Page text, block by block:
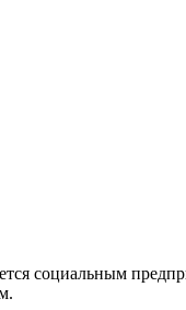
социальным